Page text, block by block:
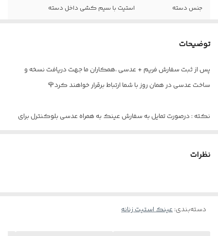
جنس دسته استیت با سیم کشی داخل دسته
توضیحات
پس از ثبت سفارش فریم + عدسی ،همکاران ما جهت دریافت نسخه و
ساخت عدسی در همان روز با شما ارتباط برقرار خواهند کرد🌹
نکته : درصورت تمایل به سفارش عینک به همراه عدسی بلوکنترل برای
نظرات
دسته‌بندی:عینک استیت زنانه